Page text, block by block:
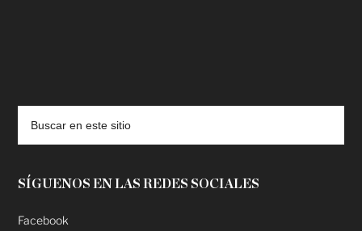
SÍGUENOS EN LAS REDES SOCIALES
Facebook